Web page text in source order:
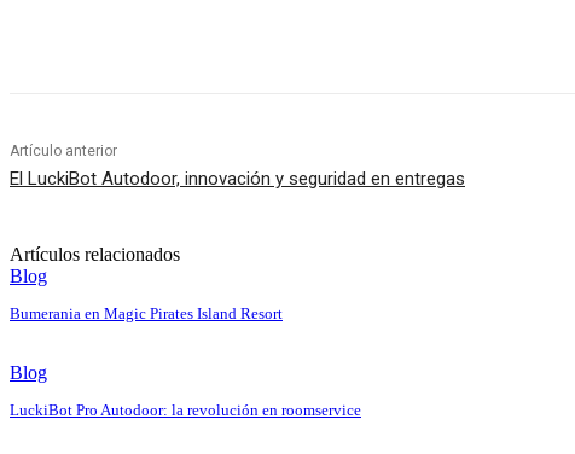
Artículo anterior
El LuckiBot Autodoor, innovación y seguridad en entregas
Artículos relacionados
Blog
Bumerania en Magic Pirates Island Resort
Blog
LuckiBot Pro Autodoor: la revolución en roomservice